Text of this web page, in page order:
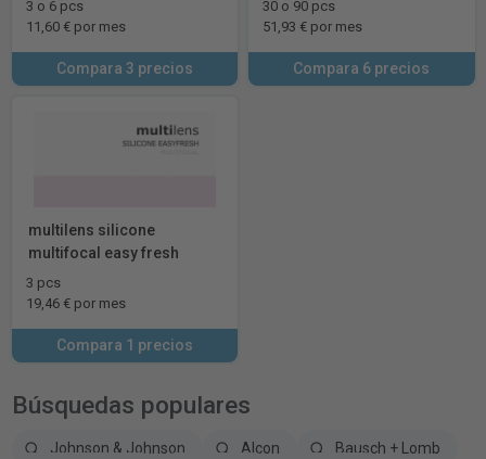
3 o 6 pcs
11,60 € por mes
Compara 3 precios
30 o 90 pcs
51,93 € por mes
Compara 6 precios
multilens silicone
multifocal easy fresh
3 pcs
19,46 € por mes
Compara 1 precios
Búsquedas populares
Johnson & Johnson Alcon
Bausch + Lomb